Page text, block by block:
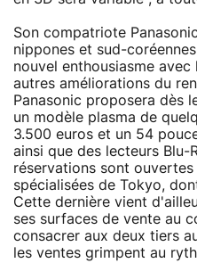
Son compatriote
nippones et sud-
nouvel enthousiasme
autres améliorations du
Panasonic proposera dès
un modèle plasma de
3.500 euros et un 54
ainsi que des lecteurs Blu-
réservations sont
spécialisées de Tokyo,
Cette dernière vient
ses surfaces de vente au
consacrer aux deux tiers
les ventes grimpent au